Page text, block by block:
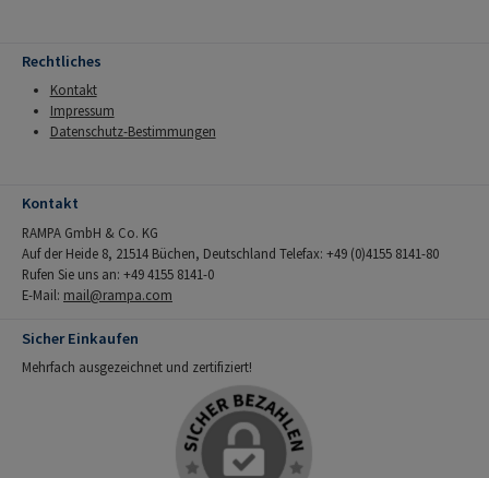
Rechtliches
Kontakt
Impressum
Datenschutz-Bestimmungen
Kontakt
RAMPA GmbH & Co. KG
Auf der Heide 8, 21514 Büchen, Deutschland Telefax: +49 (0)4155 8141-80
Rufen Sie uns an: +49 4155 8141-0
E-Mail: mail@rampa.com
Sicher Einkaufen
Mehrfach ausgezeichnet und zertifiziert!